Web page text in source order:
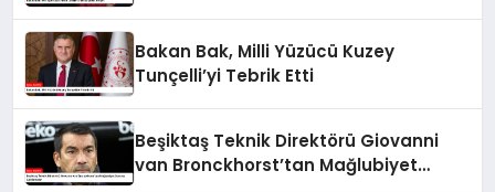
Bakan Bak, Milli Yüzücü Kuzey
Tunçelli’yi Tebrik Etti
Beşiktaş Teknik Direktörü Giovanni
van Bronckhorst’tan Mağlubiyet